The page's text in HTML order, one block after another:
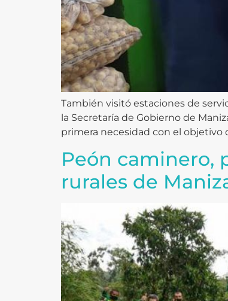
También visitó estaciones de
la Secretaría de Gobierno de
primera necesidad con el objetivo
Peón caminero,
rurales de